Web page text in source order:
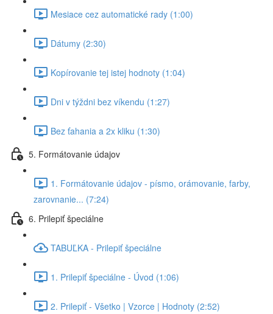
Mesiace cez automatické rady (1:00)
Dátumy (2:30)
Kopírovanie tej istej hodnoty (1:04)
Dni v týždni bez víkendu (1:27)
Bez ťahania a 2x kliku (1:30)
5. Formátovanie údajov
1. Formátovanie údajov - písmo, orámovanie, farby,
zarovnanie... (7:24)
6. Prilepiť špeciálne
TABUĽKA - Prilepiť špeciálne
1. Prilepiť špeciálne - Úvod (1:06)
2. Prilepiť - Všetko | Vzorce | Hodnoty (2:52)